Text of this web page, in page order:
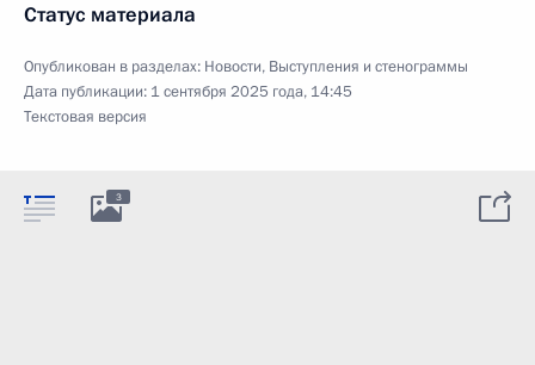
Статус материала
Опубликован в разделах: Новости, Выступления и стенограммы
Дата публикации: 1 сентября 2025 года, 14:45
Текстовая версия
3